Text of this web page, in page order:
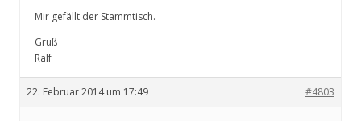
Mir gefällt der Stammtisch.
Gruß
Ralf
22. Februar 2014 um 17:49 #4803